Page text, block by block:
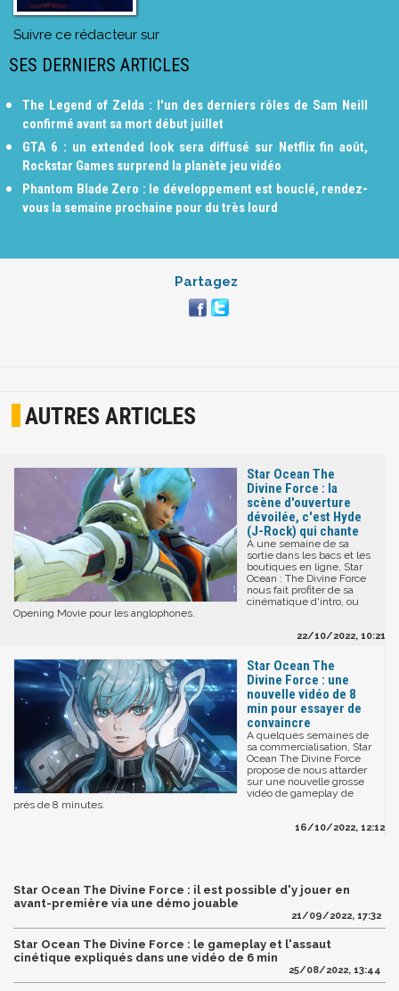
Suivre ce rédacteur sur
SES DERNIERS ARTICLES
The Legend of Zelda : l'un des derniers rôles de Sam Neill
confirmé avant sa mort début juillet
GTA 6 : un extended look sera diffusé sur Netflix fin août,
Rockstar Games surprend la planète jeu vidéo
Phantom Blade Zero : le développement est bouclé, rendez-
vous la semaine prochaine pour du très lourd
Partagez
AUTRES ARTICLES
Star Ocean The
Divine Force : la
scène d'ouverture
dévoilée, c'est Hyde
(J-Rock) qui chante
A une semaine de sa
sortie dans les bacs et les
boutiques en ligne, Star
Ocean : The Divine Force
nous fait profiter de sa
cinématique d'intro, ou
Opening Movie pour les anglophones.
22/10/2022, 10:21
Star Ocean The
Divine Force : une
nouvelle vidéo de 8
min pour essayer de
convaincre
A quelques semaines de
sa commercialisation, Star
Ocean The Divine Force
propose de nous attarder
sur une nouvelle grosse
vidéo de gameplay de
près de 8 minutes.
16/10/2022, 12:12
Star Ocean The Divine Force : il est possible d'y jouer en
avant-première via une démo jouable
21/09/2022, 17:32
Star Ocean The Divine Force : le gameplay et l'assaut
cinétique expliqués dans une vidéo de 6 min
25/08/2022, 13:44